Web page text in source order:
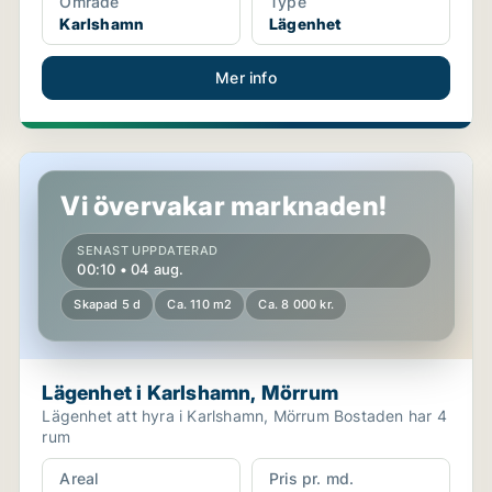
Karlshamn
Lägenhet
Mer info
Lägenhet i Karlshamn, Mörrum
Vi övervakar marknaden!
SENAST UPPDATERAD
00:10 • 04 aug.
Skapad 5 d Ca. 110 m2 Ca. 8 000 kr.
Lägenhet i Karlshamn, Mörrum
Lägenhet att hyra i Karlshamn, Mörrum Bostaden har 4
rum
Areal
Pris pr. md.